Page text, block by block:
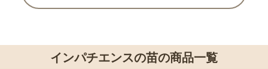
インパチエンスの苗の商品一覧